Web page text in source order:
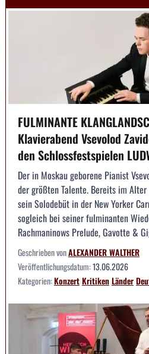
FULMINANTE
Klavierabend Vsevolod
den Schlossfestspielen
Der in Moskau geborene Pianist
der größten Talente. Bereits im
sein Solodebüt in der New Yorker
sogleich bei seiner fulminanten
Rachmaninows Prelude, Gavotte &
Geschrieben vonALEXANDER WALTHER
Veröffentlichungsdatum:13.06.2026
Kategorien:KonzertKritikenLänder